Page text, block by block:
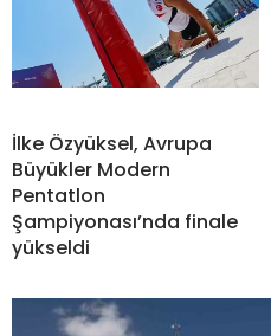
İlke Özyüksel, Avrupa
Büyükler Modern
Pentatlon
Şampiyonası’nda finale
yükseldi